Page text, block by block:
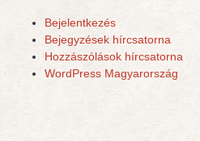
Bejelentkezés
Bejegyzések hírcsatorna
Hozzászólások hírcsatorna
WordPress Magyarország